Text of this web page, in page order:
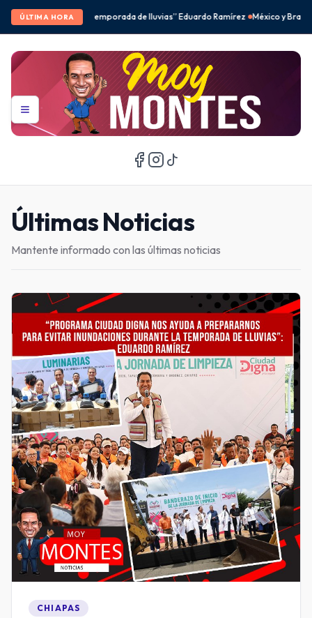
ÚLTIMA HORA
lluvias” Eduardo Ramírez México y Brasil desbancan a Corea del Sur en el
Últimas Noticias
Mantente informado con las últimas noticias
CHIAPAS